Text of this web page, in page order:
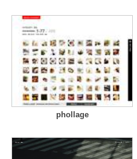
phollage